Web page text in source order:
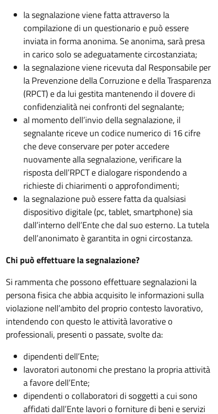
la segnalazione viene fatta attraverso la
compilazione di un questionario e può essere
inviata in forma anonima. Se anonima, sarà presa
in carico solo se adeguatamente circostanziata;
la segnalazione viene ricevuta dal Responsabile per
la Prevenzione della Corruzione e della Trasparenza
(RPCT) e da lui gestita mantenendo il dovere di
confidenzialità nei confronti del segnalante;
al momento dell’invio della segnalazione, il
segnalante riceve un codice numerico di 16 cifre
che deve conservare per poter accedere
nuovamente alla segnalazione, verificare la
risposta dell’RPCT e dialogare rispondendo a
richieste di chiarimenti o approfondimenti;
la segnalazione può essere fatta da qualsiasi
dispositivo digitale (pc, tablet, smartphone) sia
dall’interno dell’Ente che dal suo esterno. La tutela
dell’anonimato è garantita in ogni circostanza.
Chi può effettuare la segnalazione?
Si rammenta che possono effettuare segnalazioni la
persona fisica che abbia acquisito le informazioni sulla
violazione nell’ambito del proprio contesto lavorativo,
intendendo con questo le attività lavorative o
professionali, presenti o passate, svolte da:
dipendenti dell’Ente;
lavoratori autonomi che prestano la propria attività
a favore dell’Ente;
dipendenti o collaboratori di soggetti a cui sono
affidati dall’Ente lavori o forniture di beni e servizi